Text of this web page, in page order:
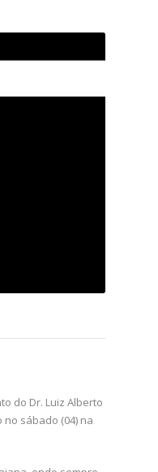
do Dr. Luiz Alberto
no sábado (04) na